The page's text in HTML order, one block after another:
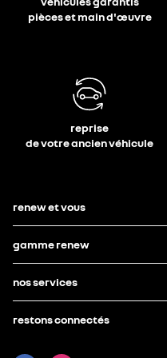
pièces et main d'œuvre
reprise
de votre ancien véhicule
renew et vous
gamme renew
nos services
restons connectés